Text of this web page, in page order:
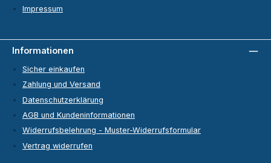
Impressum
Informationen
Sicher einkaufen
Zahlung und Versand
Datenschutzerklärung
AGB und Kundeninformationen
Widerrufsbelehrung - Muster-Widerrufsformular
Vertrag widerrufen